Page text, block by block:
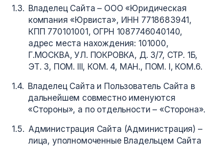
Владелец Сайта – ООО «Юридическая
компания «Юрвиста», ИНН 7718683941,
КПП 770101001, ОГРН 1087746040140,
адрес места нахождения: 101000,
Г.МОСКВА, УЛ. ПОКРОВКА, Д. 3/7, СТР. 1Б,
ЭТ. 3, ПОМ. III, КОМ. 4, МАН., ПОМ. I, КОМ.6.
Владелец Сайта и Пользователь Сайта в
дальнейшем совместно именуются
«Стороны», а по отдельности – «Сторона».
Администрация Сайта (Администрация) –
лица, уполномоченные Владельцем Сайта